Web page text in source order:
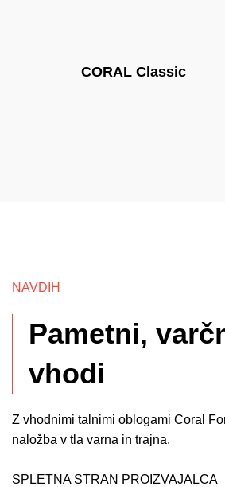
CORAL Classic
NAVDIH
Pametni,
vhodi
Z vhodnimi talnimi oblogami Coral
naložba v tla varna in trajna.
SPLETNA STRAN PROIZVAJALCA